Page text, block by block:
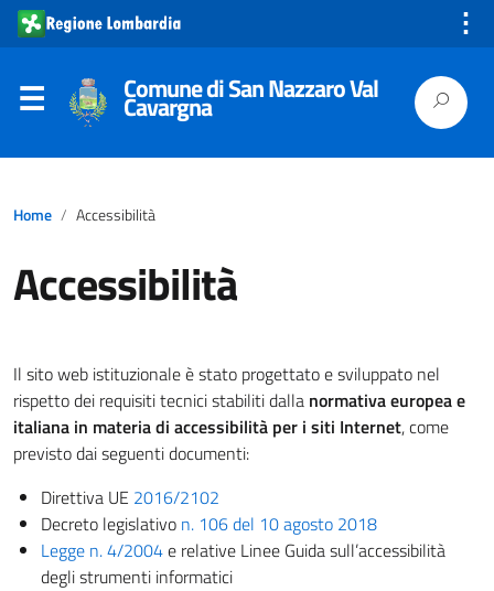
⋮
Comune di San Nazzaro Val
Cavargna
Home Accessibilità
Accessibilità
Il sito web istituzionale è stato progettato e sviluppato nel
rispetto dei requisiti tecnici stabiliti dalla normativa europea e
italiana in materia di accessibilità per i siti Internet, come
previsto dai seguenti documenti:
Direttiva UE 2016/2102
Decreto legislativo n. 106 del 10 agosto 2018
Legge n. 4/2004e relative Linee Guida sull’accessibilità
degli strumenti informatici